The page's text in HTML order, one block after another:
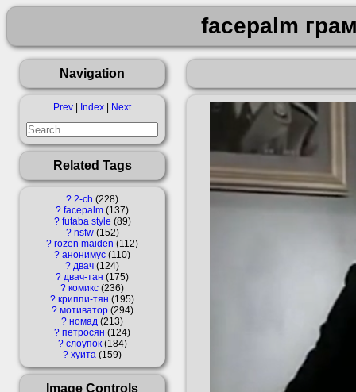
facepalm
Navigation
Prev Index Next
Related Tags
? 2-ch 228
? facepalm 137
? futaba style 89
? nsfw 152
? rozen maiden
112
? анонимус 110
? двач 124
? двач-тан
175
? комикс 236
? криппи-тян
195
? мотиватор 294
? номад 213
? петросян
124
? слоупок 184
? хуита 159
Image Controls